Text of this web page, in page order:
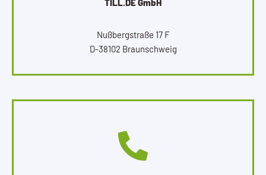
TILL.DE GmbH
Nußbergstraße 17 F
D-38102 Braunschweig